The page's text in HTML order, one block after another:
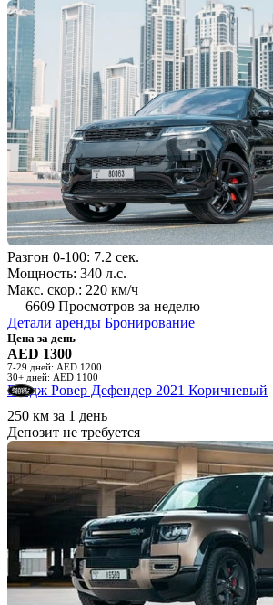
Разгон 0-100: 7.2 сек.
Мощность: 340 л.с.
Макс. скор.: 220 км/ч
6609 Просмотров за неделю
Детали аренды Бронирование
Цена за день
AED 1300
7-29 дней: AED 1200
30+ дней: AED 1100
Рендж Ровер Дефендер 2021 Коричневый
250 км за 1 день
Депозит не требуется